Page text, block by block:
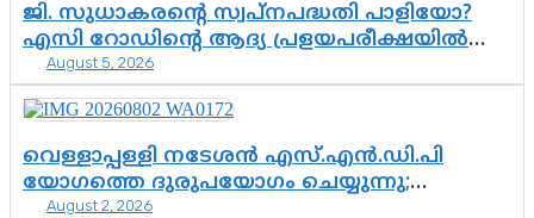
ജി. സുധാകരന്റെ സ്വപ്നപദ്ധതി പാളിയോ?
എസി റോഡിന്റെ ആദ്യ പ്രളയപരീക്ഷയിൽ
ഉയരുന്നത് ഗുരുതര ചോദ്യങ്ങൾ
August 5, 2026
വെള്ളാപ്പള്ളി നടേശൻ എസ്.എൻ.ഡി.പി
യോഗത്തെ ദുരുപയോഗം ചെയ്യുന്നു;
ശ്രീനാരായണ പ്രസ്ഥാനത്തെ കാർന്നുതിന്നുന്ന
August 2, 2026